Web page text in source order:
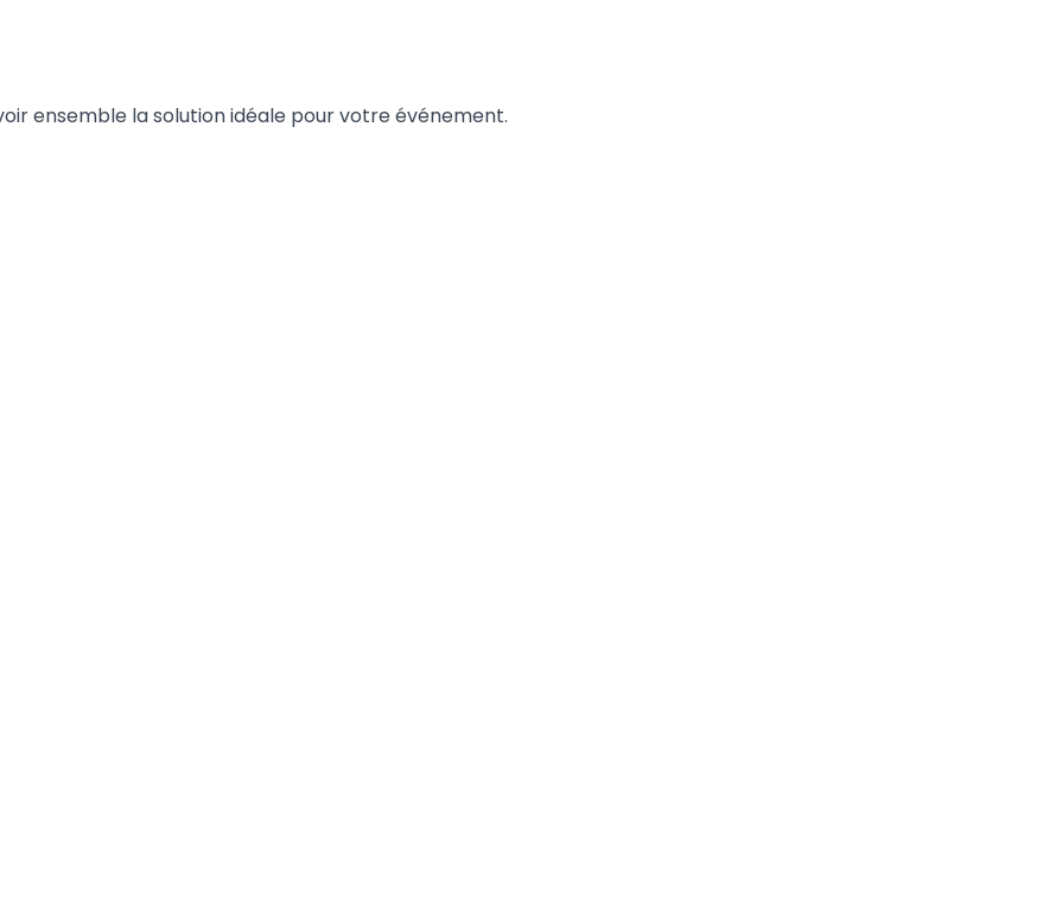
ensemble la solution idéale pour votre événement.